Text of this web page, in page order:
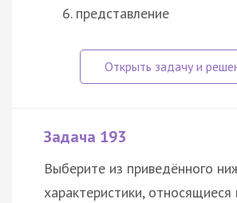
представление
Задача 193
Выберите из приведённого
характеристики, относящиеся